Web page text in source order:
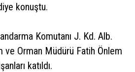
konuştu.
Komutanı J. Kd. Alb.
ve Orman Müdürü Fatih Önlem
katıldı.